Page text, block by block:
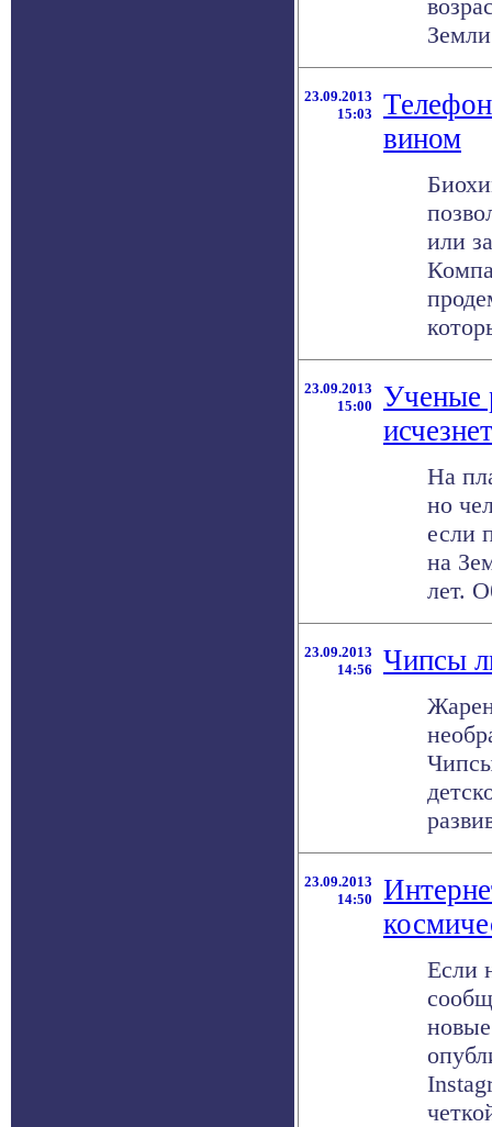
23.09.2013
15:03
вином
или
23.09.2013
15:00
Ученые
На
но
если
на
лет.
23.09.2013
14:56
Чипсы
23.09.2013
14:50
Если